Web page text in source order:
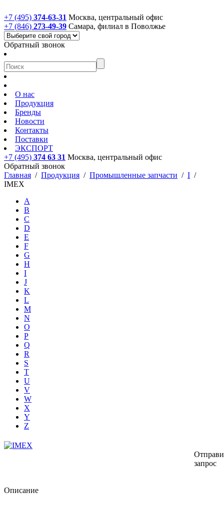
+7 (495) 374-63-31 Москва, центральный офис
+7 (846) 273-49-39 Самара, филиал в Поволжье
Обратный звонок
О нас
Продукция
Бренды
Новости
Контакты
Поставки
ЭКСПОРТ
+7 (495) 374 63 31 Москва, центральный офис
Обратный звонок
Главная / Продукция / Промышленные запчасти / I /
IMEX
A
B
C
D
E
F
G
H
I
J
K
L
M
N
O
P
Q
R
S
T
U
V
W
X
Y
Z
запрос
Описание